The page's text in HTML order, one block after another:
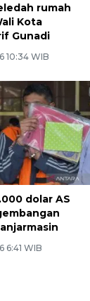
rumah
Kota
Gunadi
10:34 WIB
dolar AS
6:41 WIB